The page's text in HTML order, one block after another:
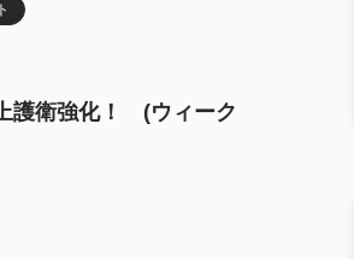
護衛強化！ (ウィーク